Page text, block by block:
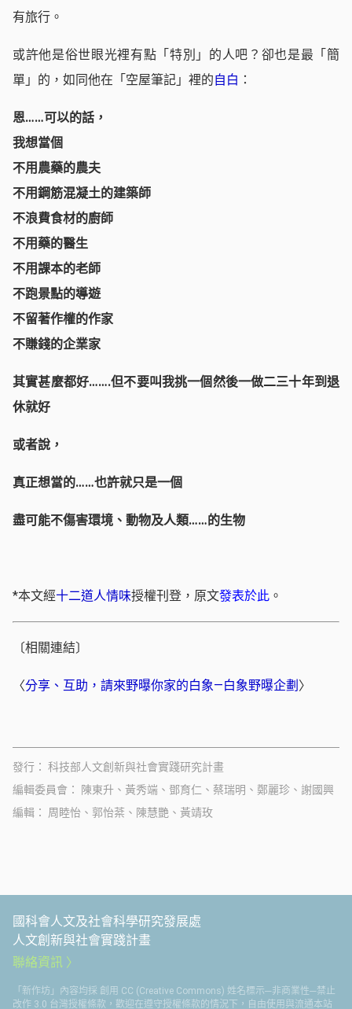
有旅行。
或許他是俗世眼光裡有點「特別」的人吧？卻也是最「簡
單」的，如同他在「空屋筆記」裡的自白 ：
恩……可以的話，
我想當個
不用農藥的農夫
不用鋼筋混凝土的建築師
不浪費食材的廚師
不用藥的醫生
不用課本的老師
不跑景點的導遊
不留著作權的作家
不賺錢的企業家
其實甚麼都好…….但不要叫我挑一個然後一做二三十年到退
休就好
或者說，
真正想當的……也許就只是一個
盡可能不傷害環境、動物及人類……的生物
*本文經十二道人情味授權刊登，原文發表於此 。
〔相關連結〕
〈分享、互助，請來野曝你家的白象—白象野曝企劃 〉
發行
科技部人文創新與社會實踐研究計畫
編輯委員會
陳東升、黃秀端、鄧育仁、蔡瑞明、鄭麗珍、謝國興
編輯
周睦怡、郭怡棻、陳慧艷、黃靖玫
國科會人文及社會科學研究發展處
人文創新與社會實踐計畫
聯絡資訊
「新作坊」內容均採 創用 CC (Creative Commons) 姓名標示─非商業性─禁止
改作 3.0 台灣授權條款，歡迎在遵守授權條款的情況下，自由使用與流通本站